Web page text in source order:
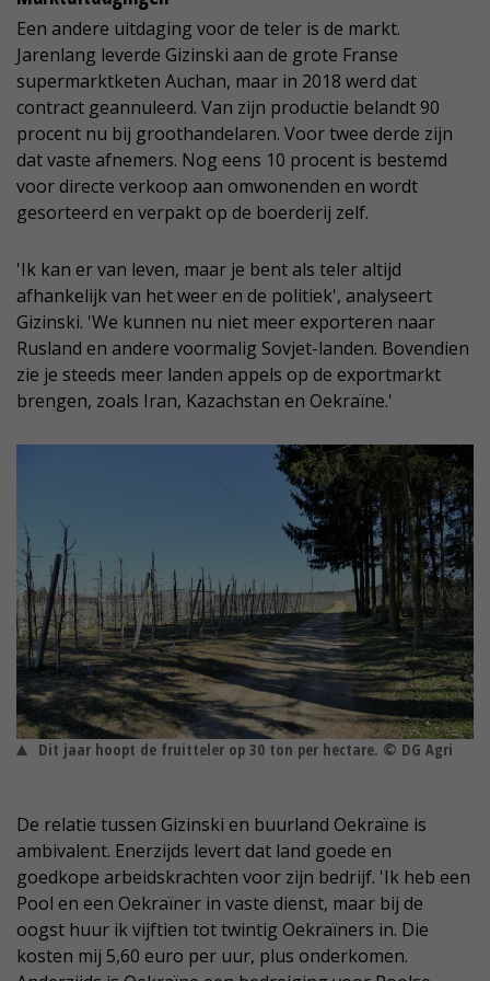
Een andere uitdaging voor de teler is de markt.
Jarenlang leverde Gizinski aan de grote Franse
supermarktketen Auchan, maar in 2018 werd dat
contract geannuleerd. Van zijn productie belandt 90
procent nu bij groothandelaren. Voor twee derde zijn
dat vaste afnemers. Nog eens 10 procent is bestemd
voor directe verkoop aan omwonenden en wordt
gesorteerd en verpakt op de boerderij zelf.
'Ik kan er van leven, maar je bent als teler altijd
afhankelijk van het weer en de politiek', analyseert
Gizinski. 'We kunnen nu niet meer exporteren naar
Rusland en andere voormalig Sovjet-landen. Bovendien
zie je steeds meer landen appels op de exportmarkt
brengen, zoals Iran, Kazachstan en Oekraïne.'
Dit jaar hoopt de fruitteler op 30 ton per hectare. © DG Agri
De relatie tussen Gizinski en buurland Oekraïne is
ambivalent. Enerzijds levert dat land goede en
goedkope arbeidskrachten voor zijn bedrijf. 'Ik heb een
Pool en een Oekraïner in vaste dienst, maar bij de
oogst huur ik vijftien tot twintig Oekraïners in. Die
kosten mij 5,60 euro per uur, plus onderkomen.